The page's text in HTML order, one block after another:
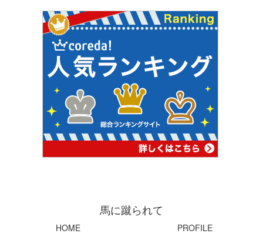
馬に蹴られて
HOME PROFILE